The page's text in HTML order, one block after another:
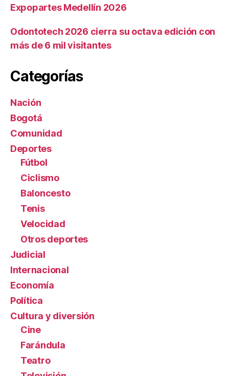
Expopartes Medellín 2026
Odontotech 2026 cierra su octava edición con
más de 6 mil visitantes
Categorías
Nación
Bogotá
Comunidad
Deportes
Fútbol
Ciclismo
Baloncesto
Tenis
Velocidad
Otros deportes
Judicial
Internacional
Economía
Política
Cultura y diversión
Cine
Farándula
Teatro